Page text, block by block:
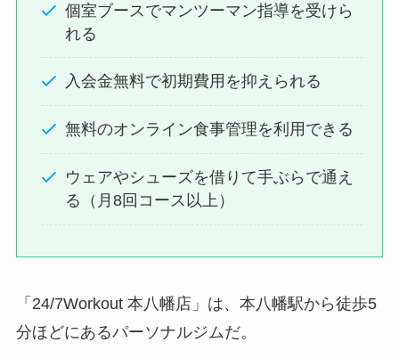
個室ブースでマンツーマン指導を受けら
れる
入会金無料で初期費用を抑えられる
無料のオンライン食事管理を利用できる
ウェアやシューズを借りて手ぶらで通え
る（月8回コース以上）
「24/7Workout 本八幡店」は、本八幡駅から徒歩5
分ほどにあるパーソナルジムだ。